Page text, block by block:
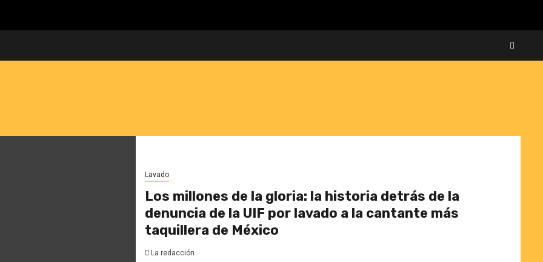
Lavado
Los millones de la gloria: la historia detrás de la
denuncia de la UIF por lavado a la cantante más
taquillera de México
La redacción